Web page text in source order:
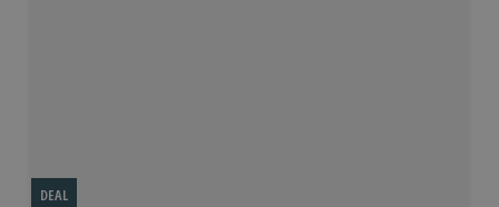
DEAL